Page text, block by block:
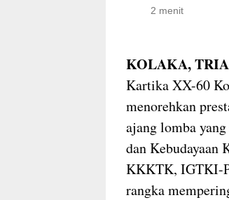
2 menit
KOLAKA,
Kartika XX-60
menorehkan
ajang lomba
dan Kebudayaan
KKKTK, IGTKI-
rangka